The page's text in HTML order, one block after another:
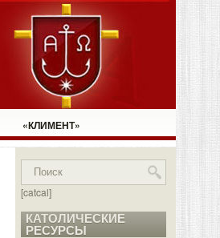
«КЛИМЕНТ»
[catcal]
КАТОЛИЧЕСКИЕ
РЕСУРСЫ